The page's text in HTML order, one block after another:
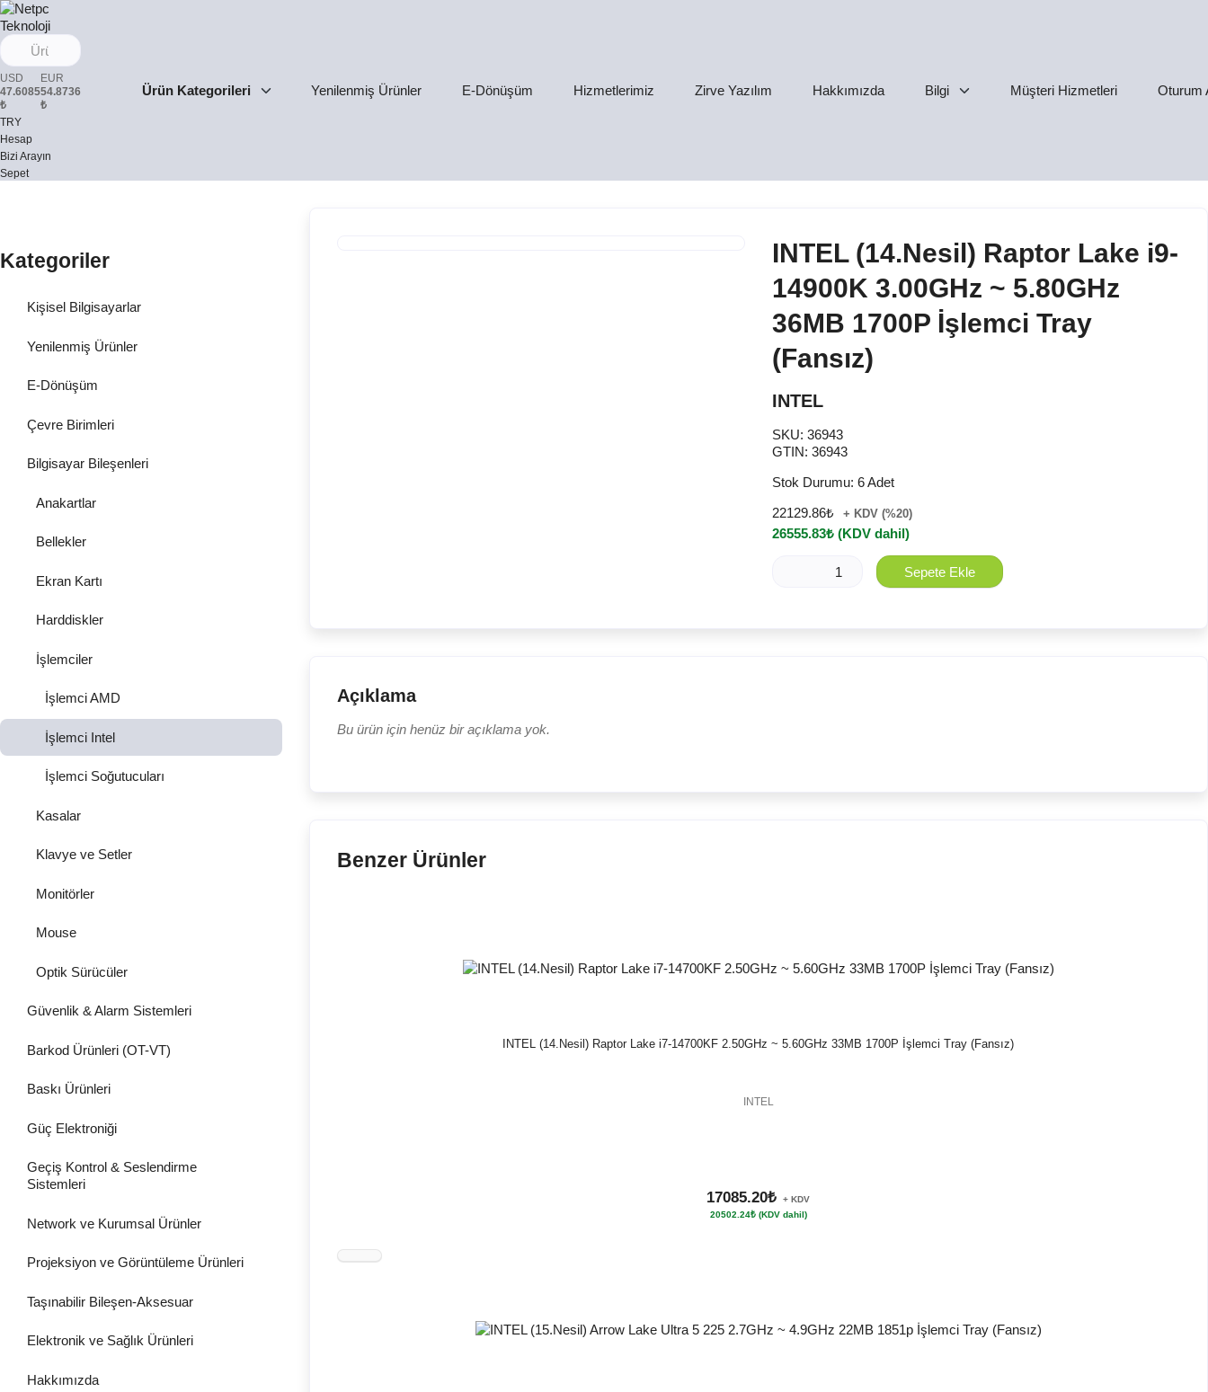
USD
47.6085
₺
EUR
54.8736
₺
TRY
Hesap
Bizi Arayın
Sepet
Ürün Kategorileri Yenilenmiş Ürünler E-Dönüşüm Hizmetlerimiz Zirve Yazılım Hakkımızda Bilgi Müşteri Hizmetleri Oturum
Kategoriler
Kişisel Bilgisayarlar
Yenilenmiş Ürünler
E-Dönüşüm
Çevre Birimleri
Bilgisayar Bileşenleri
Anakartlar
Bellekler
Ekran Kartı
Harddiskler
İşlemciler
İşlemci AMD
İşlemci Intel
İşlemci Soğutucuları
Kasalar
Klavye ve Setler
Monitörler
Mouse
Optik Sürücüler
Güvenlik & Alarm Sistemleri
Barkod Ürünleri (OT-VT)
Baskı Ürünleri
Güç Elektroniği
Geçiş Kontrol & Seslendirme
Sistemleri
Network ve Kurumsal Ürünler
Projeksiyon ve Görüntüleme Ürünleri
Taşınabilir Bileşen-Aksesuar
Elektronik ve Sağlık Ürünleri
Hakkımızda
INTEL (14.Nesil) Raptor Lake i9-
14900K 3.00GHz ~ 5.80GHz
36MB 1700P İşlemci Tray
(Fansız)
INTEL
SKU: 36943
GTIN: 36943
Stok Durumu: 6 Adet
22129.86₺
+ KDV (%20)
26555.83₺ (KDV dahil)
Sepete Ekle
Açıklama
Bu ürün için henüz bir açıklama yok.
Benzer Ürünler
INTEL (14.Nesil) Raptor Lake i7-14700KF 2.50GHz ~ 5.60GHz 33MB 1700P İşlemci Tray (Fansız)
INTEL
17085.20₺
+ KDV
20502.24₺ (KDV dahil)